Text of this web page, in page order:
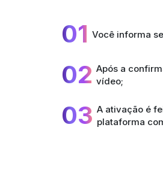
01 Você informa
02 Após a
vídeo;
03 A ativação é
plataforma